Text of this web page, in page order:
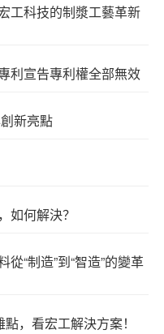
工科技的制漿工藝革新
利宣告專利權全部無效
新亮點
如何解決？
“制造”到“智造”的變革
，看宏工解決方案！